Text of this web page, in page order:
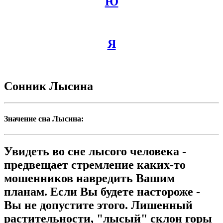
Я
Сонник Лысина
Значение сна Лысина:
Увидеть во сне лысого человека -
предвещает стремление каких-то
мошенников навредить Вашим
планам. Если Вы будете настороже -
Вы не допустите этого. Лишенный
растительности, "лысый" склон горы